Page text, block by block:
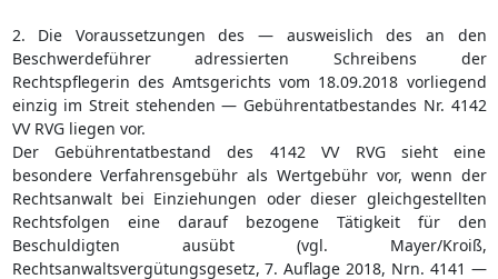
2. Die Voraussetzungen des — ausweislich des an den
Beschwerdeführer adressierten Schreibens der
Rechtspflegerin des Amtsgerichts vom 18.09.2018 vorliegend
einzig im Streit stehenden — Gebührentatbestandes Nr. 4142
VV RVG liegen vor.
Der Gebührentatbestand des 4142 VV RVG sieht eine
besondere Verfahrensgebühr als Wertgebühr vor, wenn der
Rechtsanwalt bei Einziehungen oder dieser gleichgestellten
Rechtsfolgen eine darauf bezogene Tätigkeit für den
Beschuldigten ausübt (vgl. Mayer/Kroiß,
Rechtsanwaltsvergütungsgesetz, 7. Auflage 2018, Nrn. 4141 —